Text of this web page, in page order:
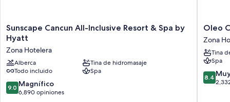
Sunscape
Cancun
All-
Inclusive
Resort
&
Spa
by
Sunscape Cancun All-Inclusive Resort & Spa by
Hyatt
Zona Hotelera
Alberca
Tina de hidromasaje
Todo incluido
Spa
9.0
de
9.0 Magnífico
6,890 opiniones
Oleo
Cancun
Playa
All
Inclusive
Resort
Zona
Oleo
Zona
Tina
Spa
8.4
de
8.4